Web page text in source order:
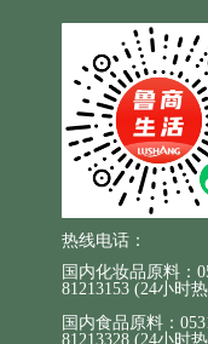
热线电话：
国内化妆品原料：
81213153 (24小时
国内食品原料：
81213328 (24小时